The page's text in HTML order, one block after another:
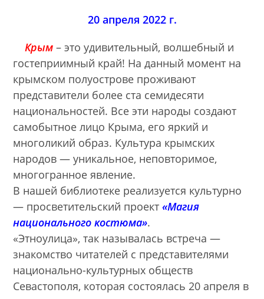
20 апреля 2022 г.
Крым – это удивительный, волшебный и
гостеприимный край! На данный момент на
крымском полуострове проживают
представители более ста семидесяти
национальностей. Все эти народы создают
самобытное лицо Крыма, его яркий и
многоликий образ. Культура крымских
народов — уникальное, неповторимое,
многогранное явление.
В нашей библиотеке реализуется культурно
— просветительский проект«Магия
национального костюма».
«Этноулица», так называлась встреча —
знакомство читателей с представителями
национально-культурных обществ
Севастополя, которая состоялась 20 апреля в